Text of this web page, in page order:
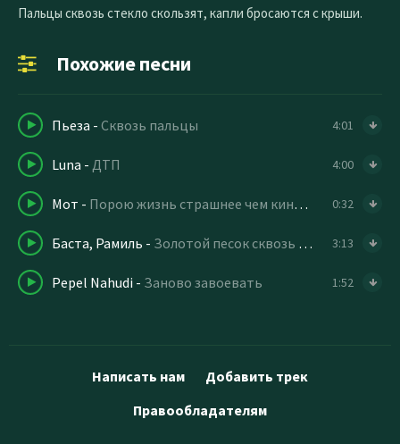
Пальцы сквозь стекло скользят, капли бросаются с крыши.
Похожие песни
Пьеза - Сквозь пальцы 4:01
Luna - ДТП 4:00
Мот - Порою жизнь страшнее чем кино про челюсти 0:32
Баста, Рамиль - Золотой песок сквозь пальцы 3:13
Pepel Nahudi - Заново завоевать 1:52
Написать нам
Добавить трек
Правообладателям